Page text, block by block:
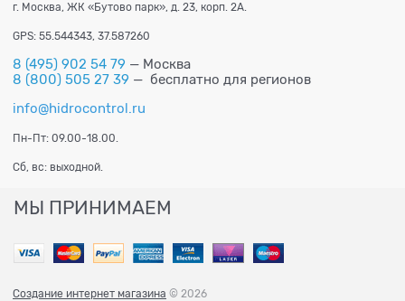
г. Москва, ЖК «Бутово парк», д. 23, корп. 2А.
GPS: 55.544343, 37.587260
8 (495) 902 54 79 — Москва
8 (800) 505 27 39 — бесплатно для регионов
info@hidrocontrol.ru
Пн-Пт: 09.00-18.00.
Сб, вс: выходной.
МЫ ПРИНИМАЕМ
Создание интернет магазина © 2026